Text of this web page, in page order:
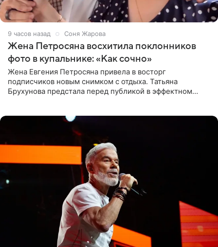
9 часов назад Соня Жарова
Жена Петросяна восхитила поклонников
фото в купальнике: «Как сочно»
Жена Евгения Петросяна привела в восторг
подписчиков новым снимком с отдыха. Татьяна
Брухунова предстала перед публикой в эффектном